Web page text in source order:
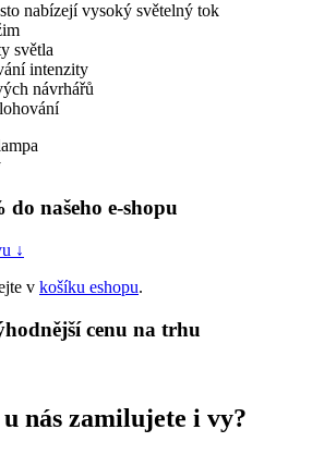
nabízejí vysoký světelný tok
světla
intenzity
návrhářů
do našeho e-shopu
↓
v košíku eshopu.
cenu na trhu
nás zamilujete i vy?